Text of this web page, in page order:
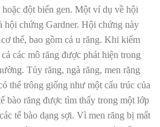
đột biến gen. Một ví dụ về hội
hội chứng Gardner. Hội chứng này
thể, bao gồm cả u răng. Khi kiểm
các mô răng được phát hiện trong
Tủy răng, ngà răng, men răng
thể trông giống như một cấu trúc của
bào răng được tìm thấy trong một lớp
tế bào dạng sợi. Vì men răng bị mất